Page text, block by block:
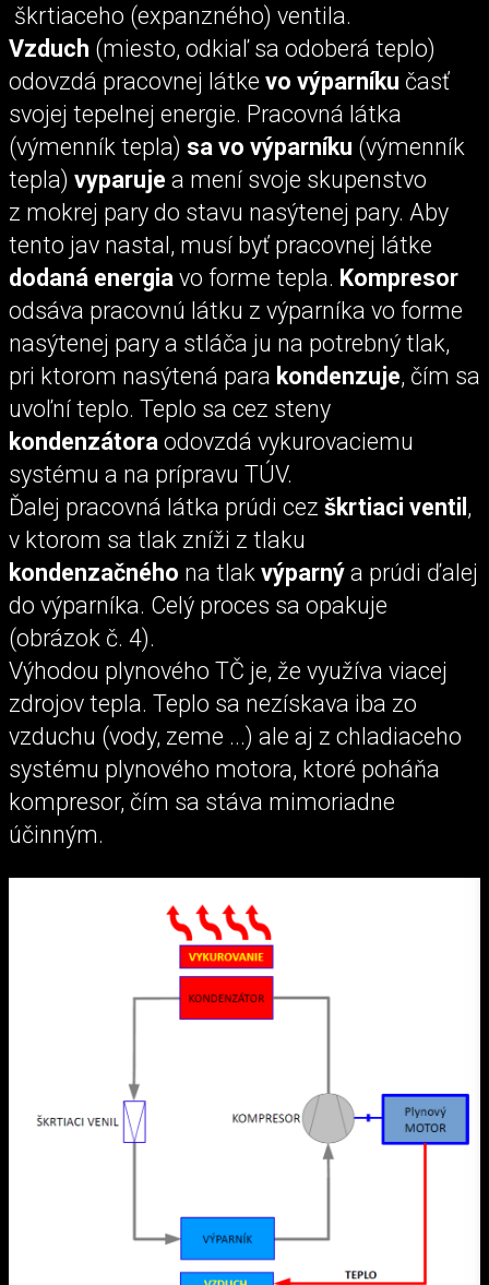
škrtiaceho (expanzného) ventila.
Vzduch (miesto, odkiaľ sa odoberá teplo)
odovzdá pracovnej látke vo výparníku časť
svojej tepelnej energie. Pracovná látka
(výmenník tepla) sa vo výparníku (výmenník
tepla) vyparuje a mení svoje skupenstvo
z mokrej pary do stavu nasýtenej pary. Aby
tento jav nastal, musí byť pracovnej látke
dodaná energia vo forme tepla. Kompresor
odsáva pracovnú látku z výparníka vo forme
nasýtenej pary a stláča ju na potrebný tlak,
pri ktorom nasýtená para kondenzuje, čím sa
uvoľní teplo. Teplo sa cez steny
kondenzátora odovzdá vykurovaciemu
systému a na prípravu TÚV.
Ďalej pracovná látka prúdi cez škrtiaci ventil ,
v ktorom sa tlak zníži z tlaku
kondenzačného na tlak výparný a prúdi ďalej
do výparníka. Celý proces sa opakuje
(obrázok č. 4).
Výhodou plynového TČ je, že využíva viacej
zdrojov tepla. Teplo sa nezískava iba zo
vzduchu (vody, zeme ...) ale aj z chladiaceho
systému plynového motora, ktoré poháňa
kompresor, čím sa stáva mimoriadne
účinným.